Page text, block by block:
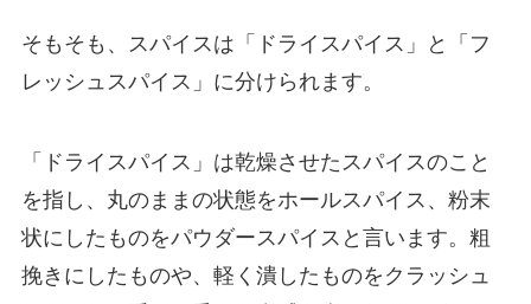
そもそも、スパイスは「ドライスパイス」と「フ
レッシュスパイス」に分けられます。
「ドライスパイス」は乾燥させたスパイスのこと
を指し、丸のままの状態をホールスパイス、粉末
状にしたものをパウダースパイスと言います。粗
挽きにしたものや、軽く潰したものをクラッシュ